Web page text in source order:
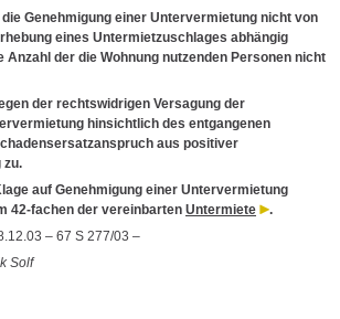
Genehmigung einer Untervermietung nicht von
eines Untermietzuschlages abhängig
Anzahl der die Wohnung nutzenden Personen nicht
der rechtswidrigen Versagung der
hinsichtlich des entgangenen
aus positiver
zu.
auf Genehmigung einer Untervermietung
42-fachen der vereinbarten Untermiete
.
– 67 S 277/03 –
Solf